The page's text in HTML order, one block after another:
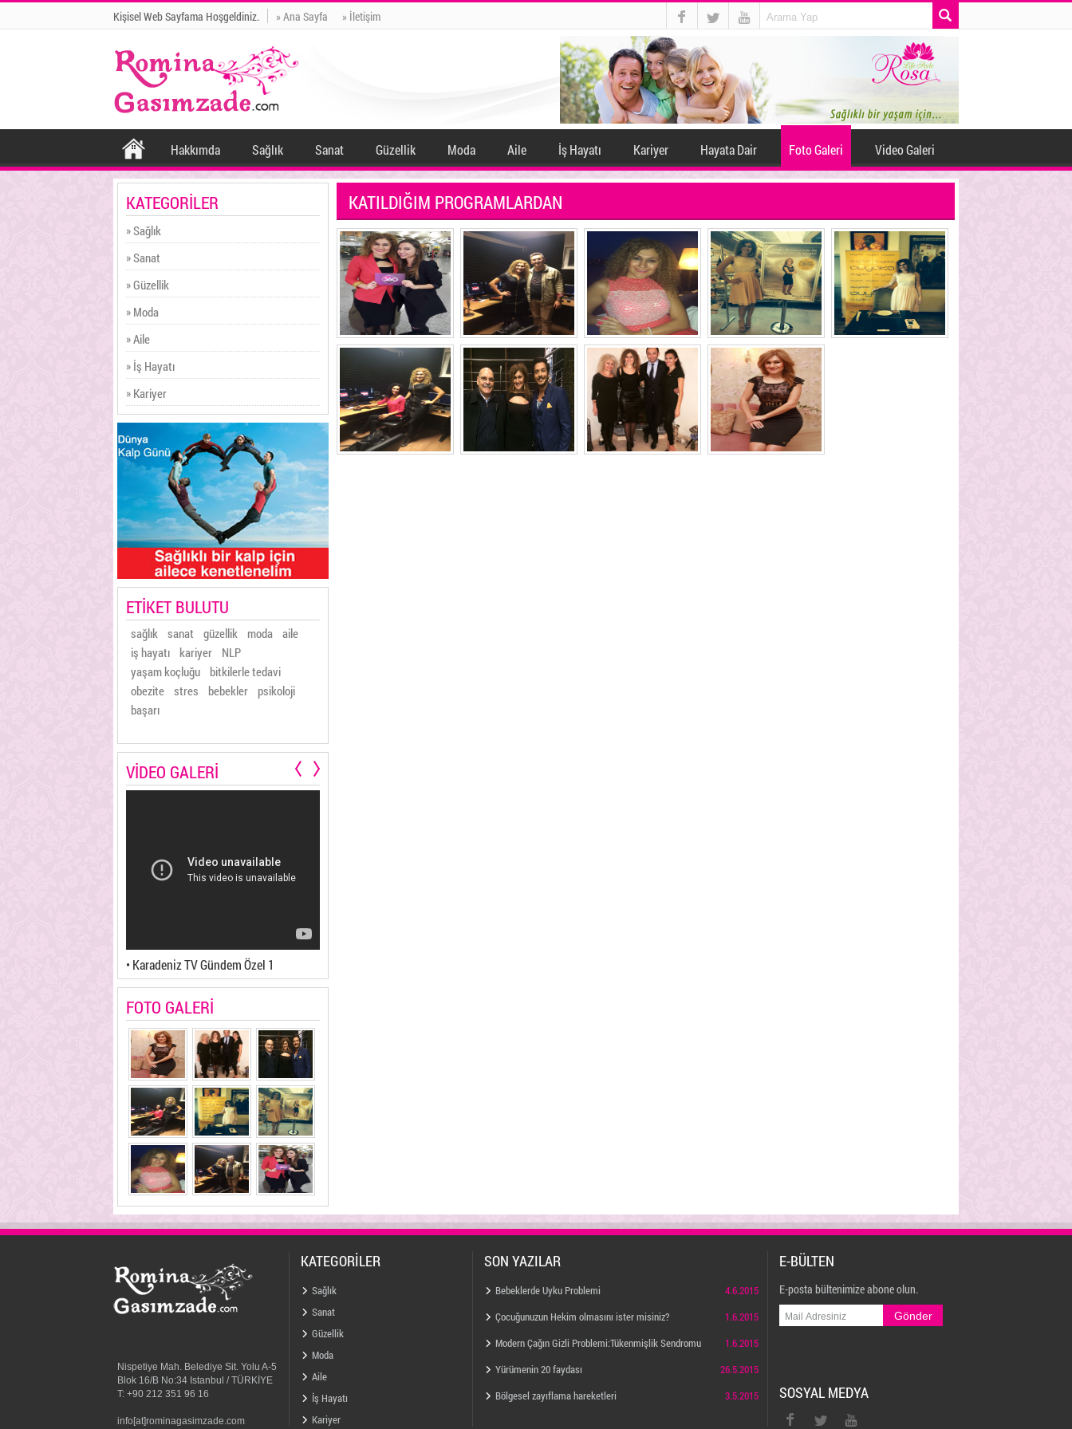
Kişisel Web Sayfama Hoşgeldiniz. » Ana Sayfa » İletişim
Hakkımda Sağlık Sanat Güzellik Moda Aile İş Hayatı Kariyer Hayata Dair Foto Galeri Video Galeri
KATEGORİLER
» Sağlık
» Sanat
» Güzellik
» Moda
» Aile
» İş Hayatı
» Kariyer
ETİKET BULUTU
sağlık sanat güzellik moda aile
iş hayatı
kariyer
NLP
yaşam koçluğu
bitkilerle tedavi
obezite stres bebekler
psikoloji
başarı
VİDEO GALERİ
• Karadeniz TV Gündem Özel 1
FOTO GALERİ
KATILDIĞIM PROGRAMLARDAN
Nispetiye Mah. Belediye Sit. Yolu A-5
Blok 16/B No:34 Istanbul / TÜRKİYE
T: +90 212 351 96 16
info[at]rominagasimzade.com
KATEGORİLER
Sağlık
Sanat
Güzellik
Moda
Aile
İş Hayatı
Kariyer
SON YAZILAR
Bebeklerde Uyku Problemi
4.6.2015
Çocuğunuzun Hekim olmasını ister misiniz?
1.6.2015
Modern Çağın Gizli Problemi:Tükenmişlik Sendromu
1.6.2015
Yürümenin 20 faydası
26.5.2015
Bölgesel zayıflama hareketleri
3.5.2015
E-BÜLTEN
E-posta bültenimize abone olun.
SOSYAL MEDYA